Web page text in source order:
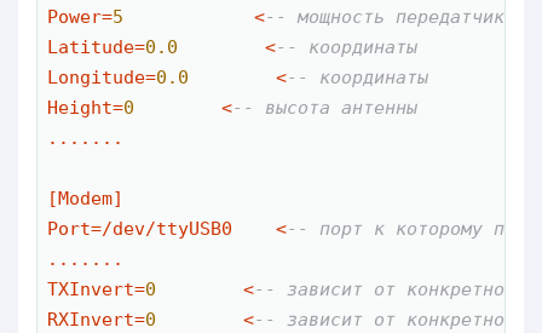
Power=5 <-- мощность передатчика
Latitude=0.0 <-- координаты
Longitude=0.0 <-- координаты
Height=0 <-- высота антенны
.......
[Modem]
Port=/dev/ttyUSB0 <-- порт к которому
.......
TXInvert=0 <-- зависит от конкретной
RXInvert=0 <-- зависит от конкретной